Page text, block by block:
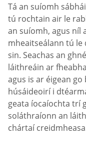
Tá an suíomh
tú rochtain air le
an suíomh, agus níl
mheaitseálann tú le
sin. Seachas an
láithreáin ar
agus is ar éigean
húsáideoirí i
geata íocaíochta trí
soláthraíonn an
chártaí